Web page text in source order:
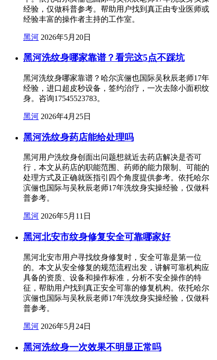
经验，仅做科普参考。帮助用户找到真正由专业医师或
经验丰富的操作者主持的工作室。
黑河 2026年5月20日
黑河洗纹身哪家靠谱？看完这5点不踩坑
黑河洗纹身哪家靠谱？哈尔滨俪也国际吴秋辰老师17年
经验，进口超皮秒设备，签约治疗，一次去除小面积纹
身。咨询17545523783。
黑河 2026年4月25日
黑河洗纹身药店能给处理吗
黑河用户洗纹身创面出问题想就近去药店解决是否可
行，本文从药店的职能范围、药师的能力限制、可能的
处理方式及正确就医指引四个角度提供参考。依托哈尔
滨俪也国际与吴秋辰老师17年洗纹身实操经验，仅做科
普参考。
黑河 2026年5月11日
黑河北安市纹身修复安全可靠哪家好
黑河北安市用户寻找纹身修复时，安全可靠是第一位
的。本文从安全修复的规范流程出发，讲解可靠机构应
具备的资质、设备和操作标准，分析不安全操作的特
征，帮助用户找到真正安全可靠的修复机构。依托哈尔
滨俪也国际与吴秋辰老师17年洗纹身实操经验，仅做科
普参考。
黑河 2026年5月24日
黑河洗纹身一次效果不明显正常吗